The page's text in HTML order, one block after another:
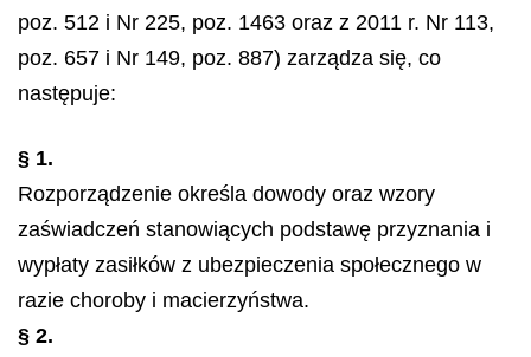
poz. 512 i Nr 225, poz. 1463 oraz z 2011 r. Nr 113,
poz. 657 i Nr 149, poz. 887) zarządza się, co
następuje:
§ 1.
Rozporządzenie określa dowody oraz wzory
zaświadczeń stanowiących podstawę przyznania i
wypłaty zasiłków z ubezpieczenia społecznego w
razie choroby i macierzyństwa.
§ 2.